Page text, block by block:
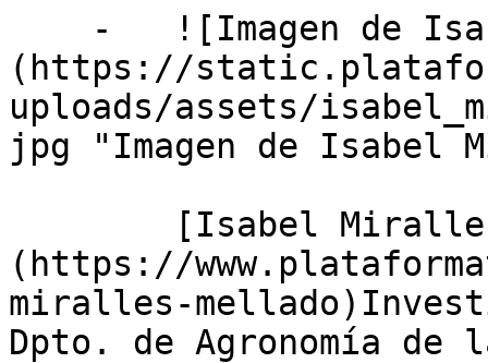
(https://
uploads/assets/
jpg "Imagen de Isabel
(https://
miralles-
Dpto. de Agronomía de